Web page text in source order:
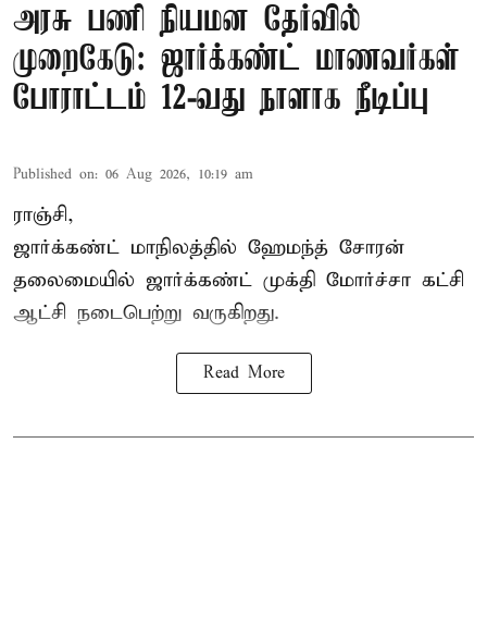
அரசு பணி நியமன தேர்வில்
முறைகேடு: ஜார்க்கண்ட் மாணவர்கள்
போராட்டம் 12-வது நாளாக நீடிப்பு
Published on: 06 Aug 2026, 10:19 am
ராஞ்சி,
ஜார்க்கண்ட் மாநிலத்தில் ஹேமந்த் சோரன்
தலைமையில் ஜார்க்கண்ட் முக்தி மோர்ச்சா கட்சி
ஆட்சி நடைபெற்று வருகிறது.
Read More